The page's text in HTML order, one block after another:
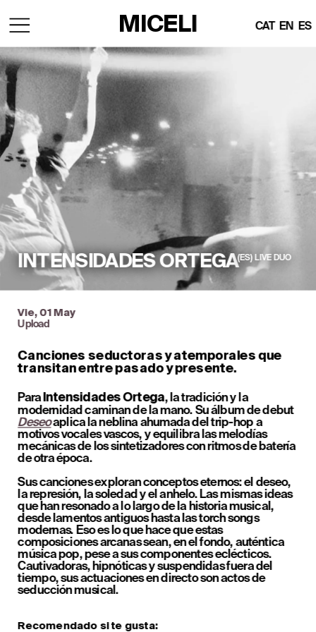
INTENSIDADES ORTEGA(ES)  LIVE  DUO
MICELI CAT EN ES
Vie, 01 May
Upload
Canciones seductoras y atemporales que
transitan entre pasado y presente.
Para Intensidades Ortega, la tradición y la
modernidad caminan de la mano. Su álbum de debut
Deseo aplica la neblina ahumada del trip-hop a
motivos vocales vascos, y equilibra las melodías
mecánicas de los sintetizadores con ritmos de batería
de otra época.
Sus canciones exploran conceptos eternos: el deseo,
la represión, la soledad y el anhelo. Las mismas ideas
que han resonado a lo largo de la historia musical,
desde lamentos antiguos hasta las torch songs
modernas. Eso es lo que hace que estas
composiciones arcanas sean, en el fondo, auténtica
música pop, pese a sus componentes eclécticos.
Cautivadoras, hipnóticas y suspendidas fuera del
tiempo, sus actuaciones en directo son actos de
seducción musical.
Recomendado si te gusta: